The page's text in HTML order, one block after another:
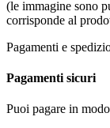
(le immagine sono
corrisponde al
Pagamenti e
Pagamenti sicuri
Puoi pagare in